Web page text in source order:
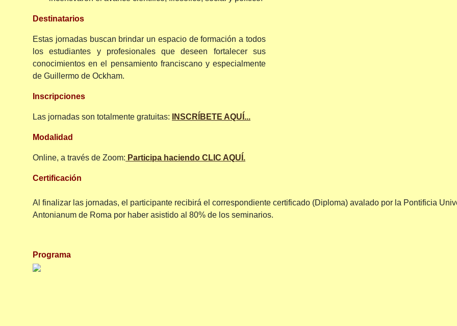
Destinatarios
Estas jornadas buscan brindar un espacio de formación a todos
los estudiantes y profesionales que deseen fortalecer sus
conocimientos en el pensamiento franciscano y especialmente
de Guillermo de Ockham.
Inscripciones
Las jornadas son totalmente gratuitas: INSCRÍBETE AQUÍ...
Modalidad
Online, a través de Zoom: Participa haciendo CLIC AQUÍ.
Certificación
Al finalizar las jornadas, el participante recibirá el correspondiente certificado (Diploma) avalado por la Pontificia
Antonianum de Roma por haber asistido al 80% de los seminarios.
Programa